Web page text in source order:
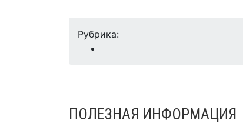
Рубрика:
ПОЛЕЗНАЯ ИНФОРМАЦИЯ